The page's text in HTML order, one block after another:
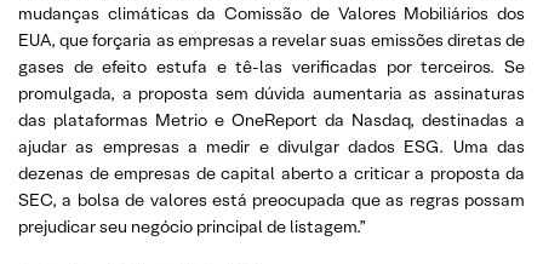
mudanças climáticas da Comissão de Valores Mobiliários dos
EUA, que forçaria as empresas a revelar suas emissões diretas de
gases de efeito estufa e tê-las verificadas por terceiros. Se
promulgada, a proposta sem dúvida aumentaria as assinaturas
das plataformas Metrio e OneReport da Nasdaq, destinadas a
ajudar as empresas a medir e divulgar dados ESG. Uma das
dezenas de empresas de capital aberto a criticar a proposta da
SEC, a bolsa de valores está preocupada que as regras possam
prejudicar seu negócio principal de listagem.”